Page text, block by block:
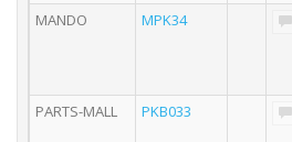
MANDO
MPK34
PARTS-MALL
PKB033